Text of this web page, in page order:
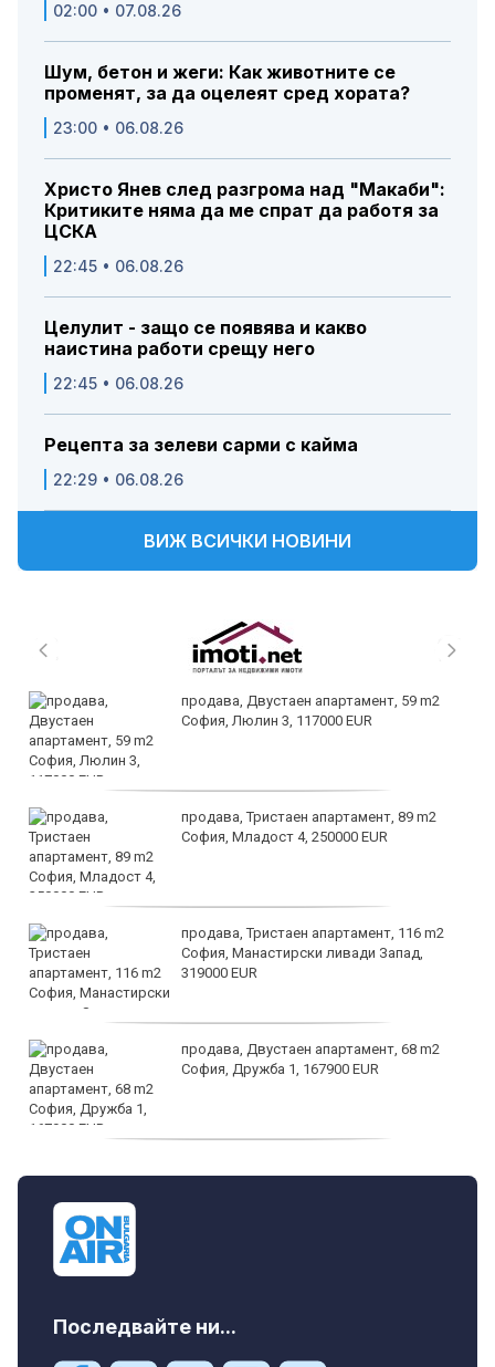
02:00 • 07.08.26
Шум, бетон и жеги: Как животните се
променят, за да оцелеят сред хората?
23:00 • 06.08.26
Христо Янев след разгрома над "Макаби":
Критиките няма да ме спрат да работя за
ЦСКА
22:45 • 06.08.26
Целулит - защо се появява и какво
наистина работи срещу него
22:45 • 06.08.26
Рецепта за зелеви сарми с кайма
22:29 • 06.08.26
ВИЖ ВСИЧКИ НОВИНИ
продава, Двустаен апартамент, 59 m2
София, Люлин 3, 117000 EUR
продава, Тристаен апартамент, 89 m2
София, Младост 4, 250000 EUR
продава, Тристаен апартамент, 116 m2
София, Манастирски ливади Запад,
319000 EUR
продава, Двустаен апартамент, 68 m2
София, Дружба 1, 167900 EUR
Последвайте ни...